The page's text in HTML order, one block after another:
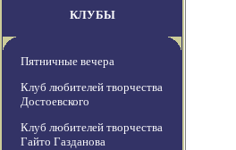
КЛУБЫ
Пятничные вечера
Клуб любителей творчества
Достоевского
Клуб любителей творчества
Гайто Газданова